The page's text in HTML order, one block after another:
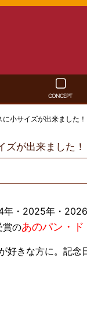
CONCEPT
小サイズが出来ました！
ズが出来ました！
・2025年・
賞のあのパン・ド
好きな方に。記念